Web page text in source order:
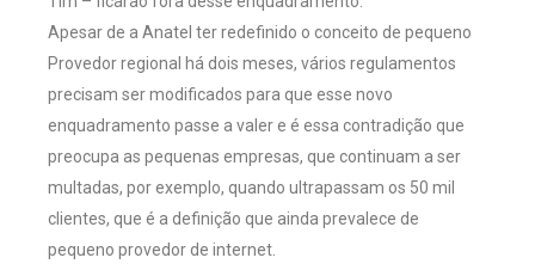
Apesar de a Anatel ter redefinido o conceito de pequeno
Provedor regional há dois meses, vários regulamentos
precisam ser modificados para que esse novo
enquadramento passe a valer e é essa contradição que
preocupa as pequenas empresas, que continuam a ser
multadas, por exemplo, quando ultrapassam os 50 mil
clientes, que é a definição que ainda prevalece de
pequeno provedor de internet.